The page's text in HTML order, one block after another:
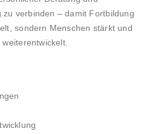
zu verbinden – damit Fortbildung
sondern Menschen stärkt und